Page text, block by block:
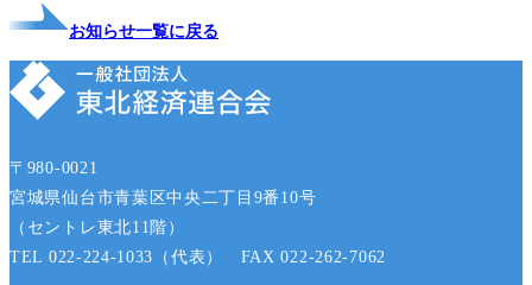
お知らせ一覧に戻る
〒980-0021
宮城県仙台市青葉区中央二丁目9番10号
（セントレ東北11階）
TEL 022-224-1033（代表） FAX 022-262-7062